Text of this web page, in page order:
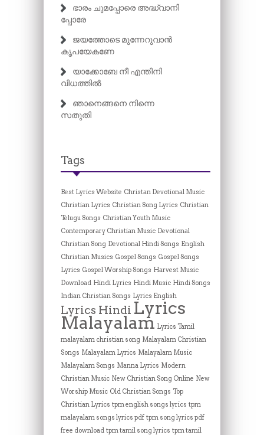
ഭാരം ചുമ​പ്പോരെ അദ്ധ്വാനി​
പ്പോരേ
ജയത്തോടെ മുന്നേറുവാൻ
കൃപയേകണേ
യാക്കോബേ നീ എന്തിനി
വിധത്തിൽ
ഞാനെങ്ങനെ നിന്നെ
സതുതി
Tags
Best Lyrics Website Christan Devotional Music
Christian Lyrics Christian Song Lyrics Christian
Telugu Songs Christian Youth Music
Contemporary Christian Music Devotional
Christian Song Devotional Hindi Songs English
Christian Musics Gospel Songs Gospel Songs
Lyrics Gospel Worship Songs Harvest Music
Download Hindi Lyrics Hindi Music Hindi Songs
Indian Christian Songs Lyrics English
Lyrics Hindi Lyrics
Malayalam Lyrics Tamil
malayalam christian song Malayalam Christian
Songs Malayalam Lyrics Malayalam Music
Malayalam Songs Manna Lyrics Modern
Christian Music New Christian Song Online New
Worship Music Old Christian Songs Top
Christian Lyrics tpm english songs lyrics tpm
malayalam songs lyrics pdf tpm song lyrics pdf
free download tpm tamil song lyrics tpm tamil